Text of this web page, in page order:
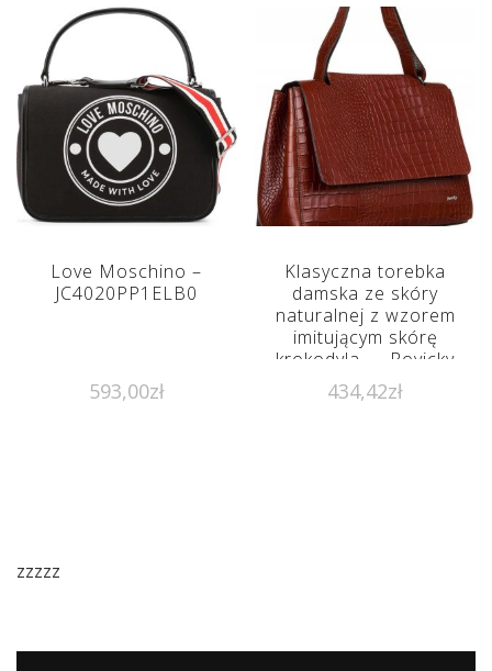
Love Moschino –
JC4020PP1ELB0
593,00zł
Klasyczna torebka
damska ze skóry
naturalnej z wzorem
imitującym skórę
krokodyla — Rovicky
434,42zł
zzzzz